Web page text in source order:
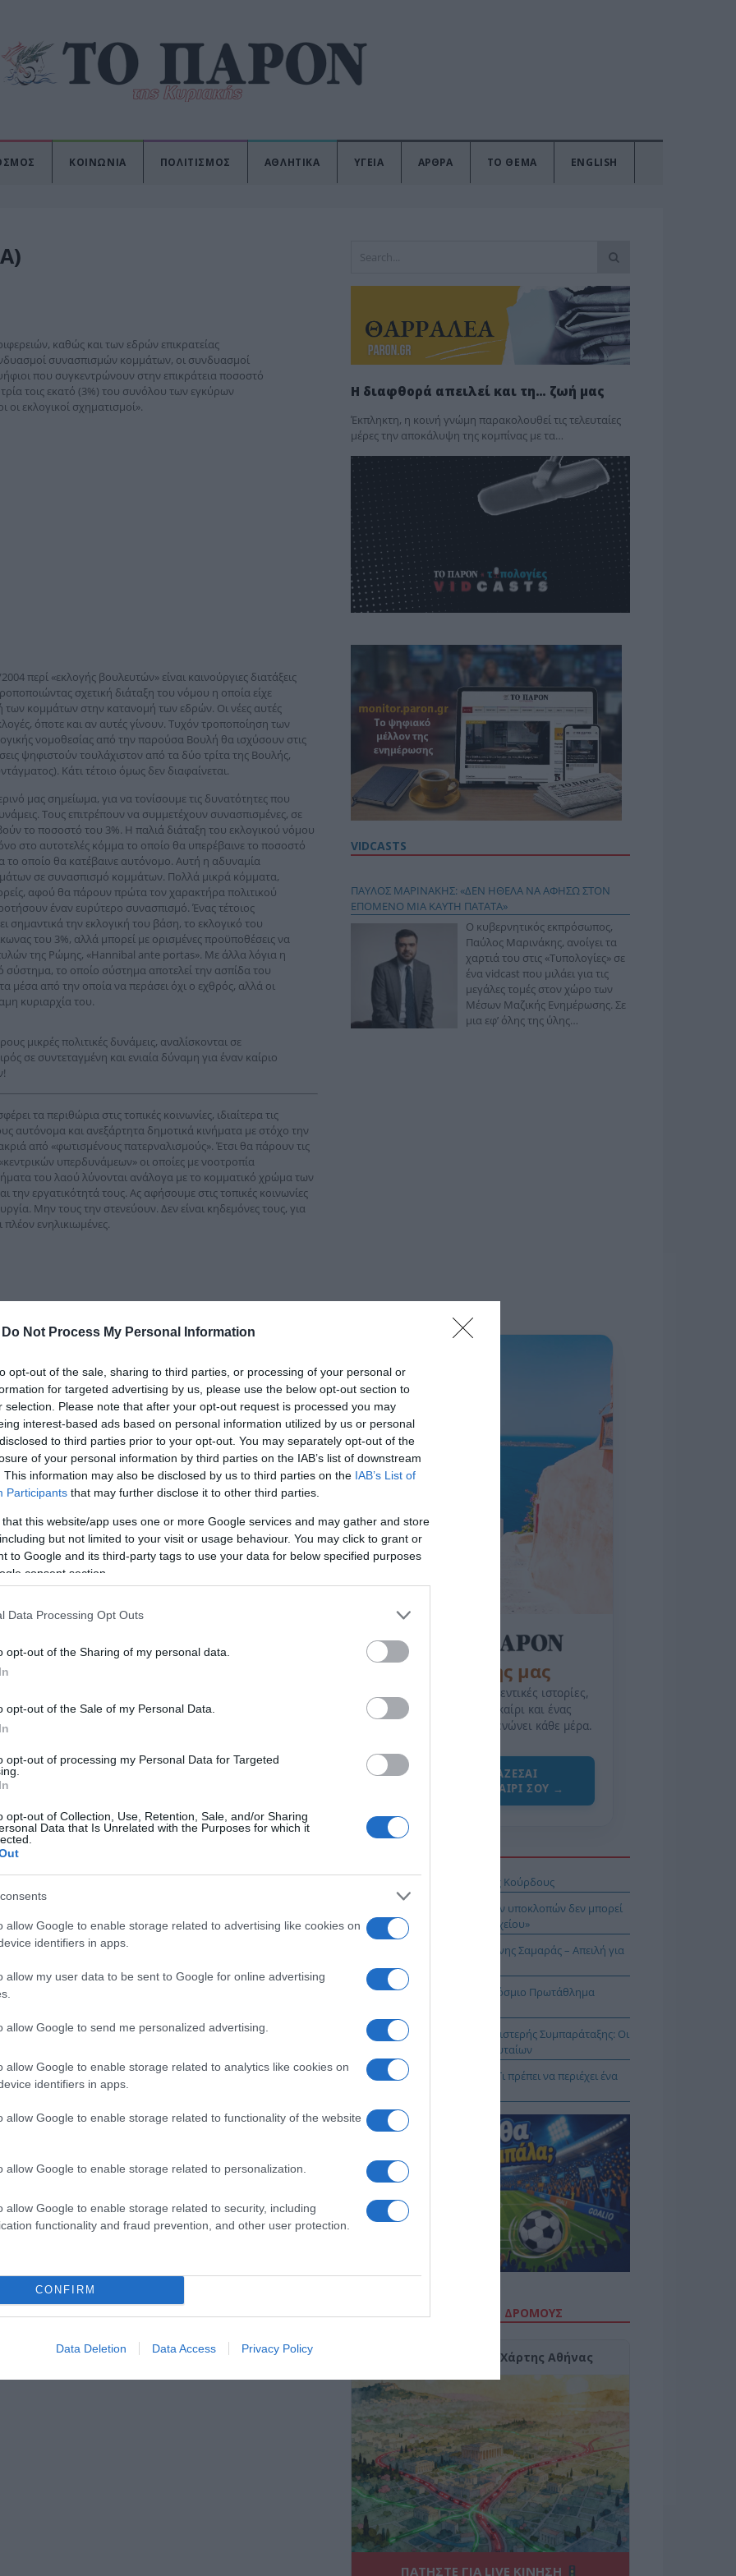
Do Not Process My Personal Information
opt-out of the sale, sharing to third parties, or processing of your personal or
for targeted advertising by us, please use the below opt-out section to
selection. Please note that after your opt-out request is processed you may
interest-based ads based on personal information utilized by us or personal
to third parties prior to your opt-out. You may separately opt-out of the
of your personal information by third parties on the IAB’s list of downstream
This information may also be disclosed by us to third parties on the IAB’s List of
Participants that may further disclose it to other third parties.
that this website/app uses one or more Google services and may gather and store
but not limited to your visit or usage behaviour. You may click to grant or
to Google and its third-party tags to use your data for below specified purposes
consent section.
Data Processing Opt Outs
opt-out of the Sharing of my personal data.
opt-out of the Sale of my Personal Data.
opt-out of processing my Personal Data for Targeted
opt-out of Collection, Use, Retention, Sale, and/or Sharing
Data that Is Unrelated with the Purposes for which it
allow Google to enable storage related to advertising like cookies on
identifiers in apps.
allow my user data to be sent to Google for online advertising
allow Google to send me personalized advertising.
allow Google to enable storage related to analytics like cookies on
identifiers in apps.
allow Google to enable storage related to functionality of the website
allow Google to enable storage related to personalization.
allow Google to enable storage related to security, including
functionality and fraud prevention, and other user protection.
CONFIRM
Data Deletion Data Access Privacy Policy
ΚΟΙΝΩΝΙΑ ΠΟΛΙΤΙΣΜΟΣ ΑΘΛΗΤΙΚΑ ΥΓΕΙΑ ΑΡΘΡΑ ΤΟ ΘΕΜΑ ENGLISH
καθώς και των εδρών επικρατείας
συνασπισμών κομμάτων, οι συνδυασμοί
που συγκεντρώνουν στην επικράτεια ποσοστό
τοις εκατό (3%) του συνόλου των εγκύρων
εκλογικοί σχηματισμοί».
περί «εκλογής βουλευτών» είναι καινούργιες διατάξεις
σχετική διάταξη του νόμου η οποία είχε
κομμάτων στην κατανομή των εδρών. Οι νέες αυτές
όποτε και αν αυτές γίνουν. Τυχόν τροποποίηση των
νομοθεσίας από την παρούσα Βουλή θα ισχύσουν στις
ψηφιστούν τουλάχιστον από τα δύο τρίτα της Βουλής,
Κάτι τέτοιο όμως δεν διαφαίνεται.
μας σημείωμα, για να τονίσουμε τις δυνατότητες που
Τους επιτρέπουν να συμμετέχουν συνασπισμένες, σε
το ποσοστό του 3%. Η παλιά διάταξη του εκλογικού νόμου
στο αυτοτελές κόμμα το οποίο θα υπερέβαινε το ποσοστό
οποίο θα κατέβαινε αυτόνομο. Αυτή η αδυναμία
σε συνασπισμό κομμάτων. Πολλά μικρά κόμματα,
αφού θα πάρουν πρώτα τον χαρακτήρα πολιτικού
έναν ευρύτερο συνασπισμό. Ένας τέτοιος
σημαντικά την εκλογική του βάση, το εκλογικό του
του 3%, αλλά μπορεί με ορισμένες προϋποθέσεις να
της Ρώμης, «Hannibal ante portas». Με άλλα λόγια η
το οποίο σύστημα αποτελεί την ασπίδα του
μέσα από την οποία να περάσει όχι ο εχθρός, αλλά οι
κυριαρχία του.
μικρές πολιτικές δυνάμεις, αναλίσκονται σε
σε συντεταγμένη και ενιαία δύναμη για έναν καίριο
τα περιθώρια στις τοπικές κοινωνίες, ιδιαίτερα τις
αυτόνομα και ανεξάρτητα δημοτικά κινήματα με στόχο την
από «φωτισμένους πατερναλισμούς». Έτσι θα πάρουν τις
υπερδυνάμεων» οι οποίες με νοοτροπία
του λαού λύνονται ανάλογα με το κομματικό χρώμα των
την εργατικότητά τους. Ας αφήσουμε στις τοπικές κοινωνίες
Μην τους την στενεύουν. Δεν είναι κηδεμόνες τους, για
ενηλικιωμένες.
πιστός στην ακηδεμόνευτη αυτοδιοίκηση στηρίζει
στο Μενίδι τη δημοτική κίνηση (Πρωτοβουλία Πολιτών)
Δραπετσώνα την κίνηση πολιτών υπό τον κ. Γιώργο
========ΔΗΜΟΤ
Χωνάκι ή κυπελλάκι; Σε αυτά τα 5
παγωτατζίδικα της Αθήνας η απάντηση
Αυτά είναι τα 4 prints στα μαγιό που θα
βλέπεις σε κάθε παραλία φέτος!
Πώς να ξεφλουδίζεις εύκολα το σκόρδο –
Το kitchen trick που κάθε foodie πρέπει
Πόλεμοι και ένα… Τσουνάμι Αλλαγών: Η
Εβδομάδα που Ανακάτεψε την Τράπουλα
των Ελληνικών Media
ΤΣΟΥΝΑΜΙ ψηφιακής οργής…
Ο καιρός των επομένων ημερών:
Κανονικός Αύγουστος με δυνατούς
βοριάδες και σταδιακή άνοδο της
Η διαφθορά απειλεί και τη… ζωή μας
Έκπληκτη, η κοινή γνώμη παρακολουθεί τις τελευταίες
μέρες την αποκάλυψη της κο­μπίνας με τα…
VIDCASTS
ΠΑΥΛΟΣ ΜΑΡΙΝΑΚΗΣ: «ΔΕΝ ΗΘΕΛΑ ΝΑ ΑΦΗΣΩ ΣΤΟΝ
ΕΠΟΜΕΝΟ ΜΙΑ ΚΑΥΤΗ ΠΑΤΑΤΑ»
Ο κυβερνητικός εκπρόσωπος,
Παύλος Μαρινάκης, ανοίγει τα
χαρτιά του στις «Τυπολογίες» σε
ένα vidcast που μιλάει για τις
μεγάλες τομές στον χώρο των
Μέσων Μαζικής Ενημέρωσης. Σε
μια εφ’ όλης της ύλης
της Ζωής μας
Οι άνθρωποι, οι αυθεντικές ιστορίες,
το ελληνικό καλοκαίρι και ένας
πολιτισμός που μας ενώνει κάθε μέρα.
ΌΣΑ ΧΡΕΙΆΖΕΣΑΙ
ΓΙΑ ΤΟ ΚΑΛΟΚΑΊΡΙ ΣΟΥ →
Το σχέδιο του Ισραήλ για τους Κούρδους
Ε. Λιακούλη: «Το σκάνδαλο των υποκλοπών δεν μπορεί
να μείνει στο σκοτάδι ενός αρχείου»
ΤΟ ΠΑΡΟΝ: Ρυθμιστής ο Αντώνης Σαμαράς – Απειλή για
Ιππασία – Η Ελλάδα στο Παγκόσμιο Πρωτάθλημα
Ανακοίνωση της Ελληνικής Αριστερής Συμπαράταξης: Οι
«άριστοι» τελευταίοι των τελευταίων
Ελληνικός Ερυθρός Σταυρός: Τι πρέπει να περιέχει ένα
ΔΕΙΤΕ ΤΗΝ ΚΙΝΗΣΗ ΣΤΟΥΣ ΔΡΌΜΟΥΣ
Κίνηση Τώρα: Live Χάρτης Αθήνας
ΠΑΤΗΣΤΕ ΓΙΑ LIVE ΚΙΝΗΣΗ